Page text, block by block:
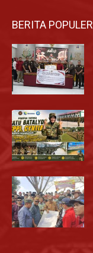
BERITA POPULER